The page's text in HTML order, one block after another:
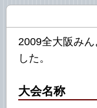
2009全大阪み
した。
大会名称